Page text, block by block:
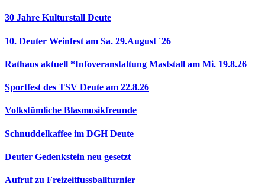
30 Jahre Kulturstall Deute
10. Deuter Weinfest am Sa. 29.August ´26
Rathaus aktuell *Infoveranstaltung Maststall am Mi. 19.8.26
Sportfest des TSV Deute am 22.8.26
Volkstümliche Blasmusikfreunde
Schnuddelkaffee im DGH Deute
Deuter Gedenkstein neu gesetzt
Aufruf zu Freizeitfussballturnier